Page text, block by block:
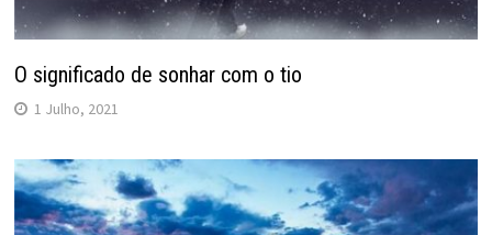
O significado de sonhar com o tio
1 Julho, 2021